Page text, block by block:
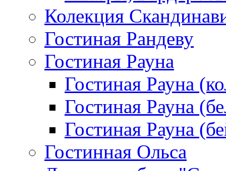
Колекция
Гостиная Рандеву
Гостиная Рауна
Гостиная Рауна
Гостиная Рауна
Гостиная Рауна
Гостинная Ольса